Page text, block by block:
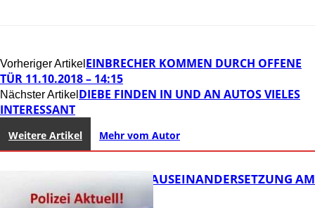
Vorheriger Artikel EINBRECHER KOMMEN DURCH OFFENE
TÜR 11.10.2018 – 14:15
Nächster Artikel DIEBE FINDEN IN UND AN AUTOS VIELES
INTERESSANT
Weitere Artikel Mehr vom Autor
HANDFESTE AUSEINANDERSETZUNG AM
PFAFFPLATZ